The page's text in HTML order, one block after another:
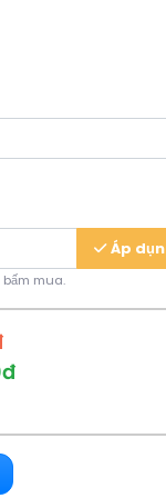
Áp
mua.